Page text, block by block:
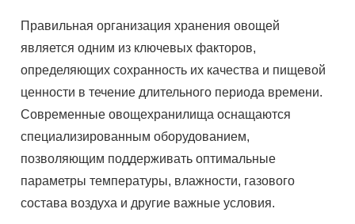
Правильная организация хранения овощей
является одним из ключевых факторов,
определяющих сохранность их качества и пищевой
ценности в течение длительного периода времени.
Современные овощехранилища оснащаются
специализированным оборудованием,
позволяющим поддерживать оптимальные
параметры температуры, влажности, газового
состава воздуха и другие важные условия.